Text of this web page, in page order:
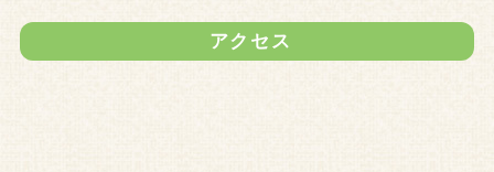
アクセス